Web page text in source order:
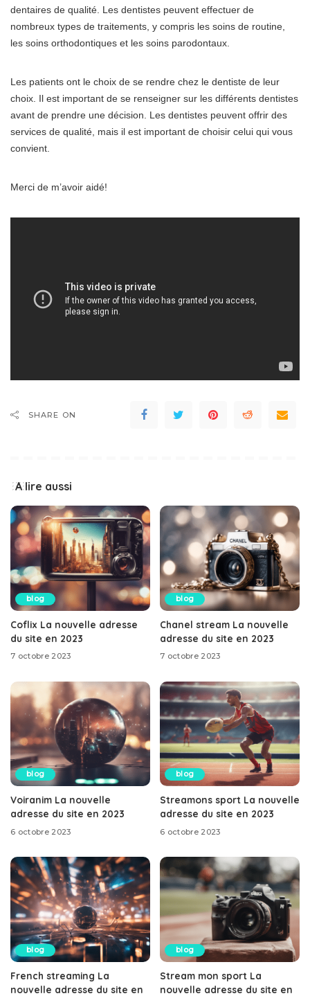
dentaires de qualité. Les dentistes peuvent effectuer de
nombreux types de traitements, y compris les soins de routine,
les soins orthodontiques et les soins parodontaux.
Les patients ont le choix de se rendre chez le dentiste de leur
choix. Il est important de se renseigner sur les différents dentistes
avant de prendre une décision. Les dentistes peuvent offrir des
services de qualité, mais il est important de choisir celui qui vous
convient.
Merci de m’avoir aidé!
SHARE ON
A lire aussi
blog
Coflix La nouvelle adresse
du site en 2023
7 octobre 2023
blog
Chanel stream La nouvelle
adresse du site en 2023
7 octobre 2023
blog
Voiranim La nouvelle
adresse du site en 2023
6 octobre 2023
blog
Streamons sport La nouvelle
adresse du site en 2023
6 octobre 2023
blog
French streaming La
nouvelle adresse du site en
blog
Stream mon sport La
nouvelle adresse du site en